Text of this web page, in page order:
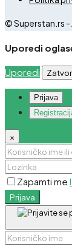
© Superstan.rs -
Uporedi
Uporedi
Prijava
×
Zapamti me
Prijava